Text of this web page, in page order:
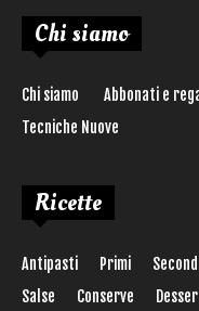
Chi siamo
Chi siamo Abbonati e
Tecniche Nuove
Ricette
Antipasti Primi
Salse
Conserve